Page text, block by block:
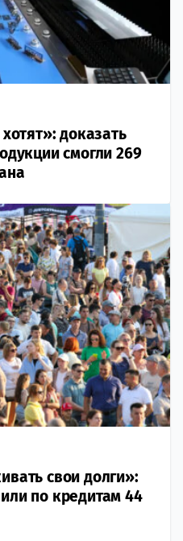
доказать
смогли 269
свои долги»:
по кредитам 44